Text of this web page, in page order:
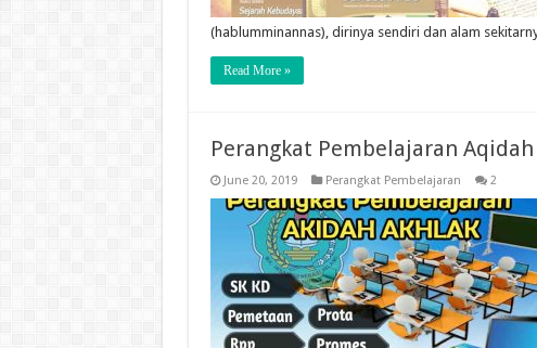
(hablumminannas), dirinya sendiri dan alam
Read More »
Perangkat Pembelajaran
June 20, 2019 Perangkat Pembelajaran 2